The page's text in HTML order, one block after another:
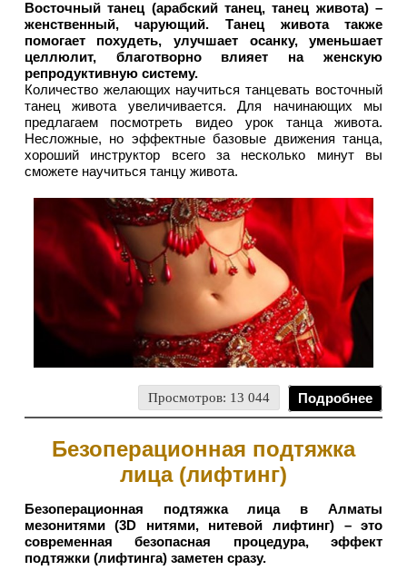
Восточный танец (арабский танец, танец живота) –
женственный, чарующий. Танец живота также
помогает похудеть, улучшает осанку, уменьшает
целлюлит, благотворно влияет на женскую
репродуктивную систему.
Количество желающих научиться танцевать восточный
танец живота увеличивается. Для начинающих мы
предлагаем посмотреть видео урок танца живота.
Несложные, но эффектные базовые движения танца,
хороший инструктор всего за несколько минут вы
сможете научиться танцу живота.
Просмотров: 13 044 Подробнее
Безоперационная подтяжка
лица (лифтинг)
Безоперационная подтяжка лица в Алматы
мезонитями (3D нитями, нитевой лифтинг) – это
современная безопасная процедура, эффект
подтяжки (лифтинга) заметен сразу.